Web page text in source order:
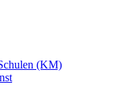
(KM)